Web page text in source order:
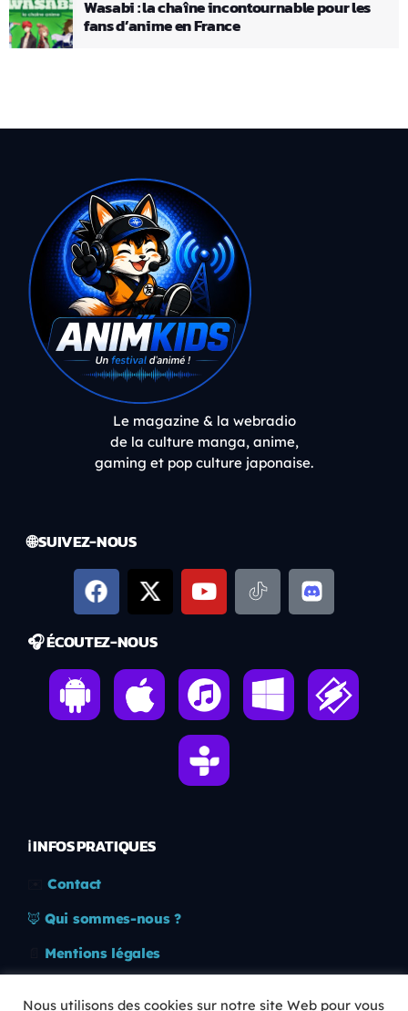
Wasabi : la chaîne incontournable pour les
fans d’anime en France
Le magazine & la webradio
de la culture manga, anime,
gaming et pop culture japonaise.
🌐 SUIVEZ-NOUS
🎧 ÉCOUTEZ-NOUS
ℹ️ INFOS PRATIQUES
Contact
🦊 Qui sommes-nous ?
Mentions légales
Nous utilisons des cookies sur notre site Web pour vous